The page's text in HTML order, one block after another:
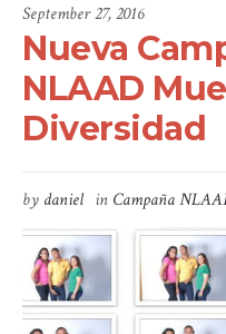
September 27, 2016
Nueva
NLAAD
Diversidad
by daniel in Campaña